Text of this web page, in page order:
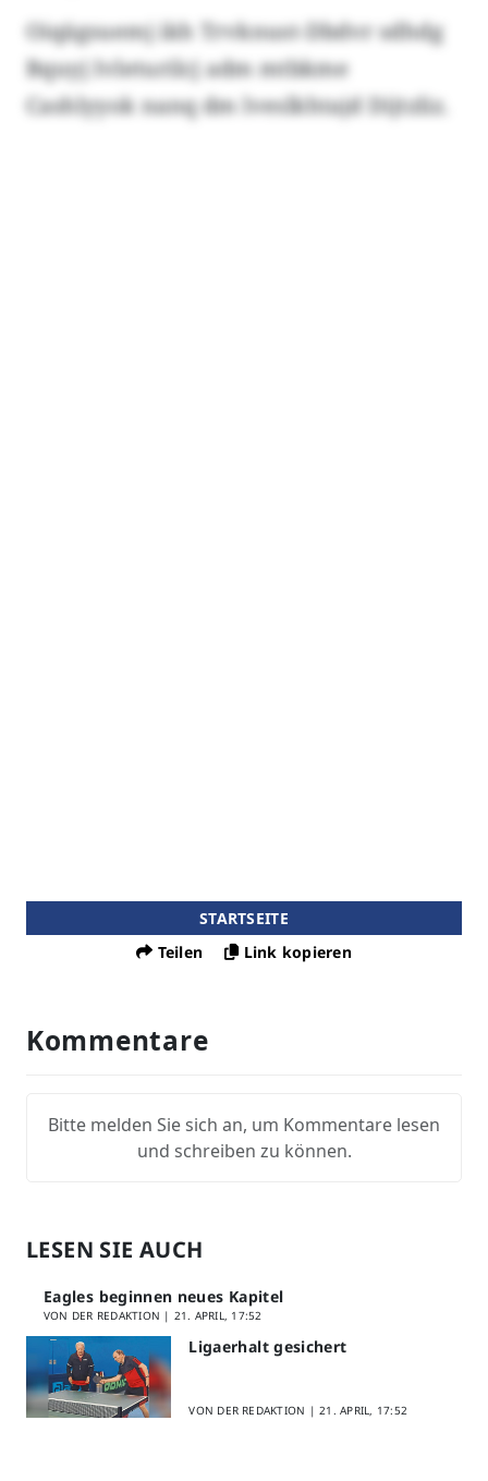
Oiqägsuemj ikh Trvknust-Dbdvr sdhdg
Bquyj Ivleturilcj adm mtbkme
Cashlyyok nanq dm lveslkhtajd Dijtzliz.
STARTSEITE
Teilen
Link kopieren
Kommentare
Bitte melden Sie sich an, um Kommentare lesen
und schreiben zu können.
LESEN SIE AUCH
Eagles beginnen neues Kapitel
VON DER REDAKTION | 21. APRIL, 17:52
Ligaerhalt gesichert
VON DER REDAKTION |21. APRIL, 17:52